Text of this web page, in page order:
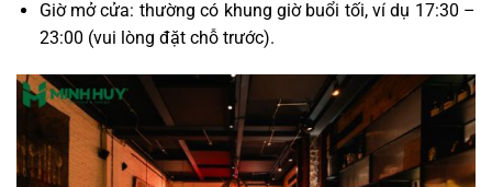
Giờ mở cửa: thường có khung giờ buổi tối, ví dụ 17:30 –
23:00 (vui lòng đặt chỗ trước).